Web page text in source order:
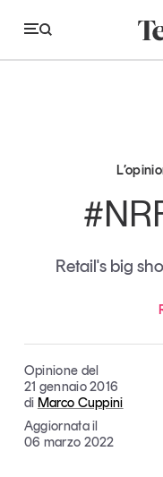
Economia e
Innovazione
Retail e
Grandi temi
Magazine
Articoli
Opinioni
Retail's big
Opinione del
21 gennaio 2016
di Marco Cuppini
Aggiornata il
06 marzo 2022